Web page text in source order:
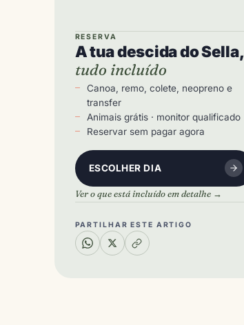
RESERVA
A tua descida do Sella,
tudo incluído
Canoa, remo, colete, neopreno e
transfer
Animais grátis · monitor qualificado
Reservar sem pagar agora
ESCOLHER DIA
Ver o que está incluído em detalhe →
PARTILHAR ESTE ARTIGO